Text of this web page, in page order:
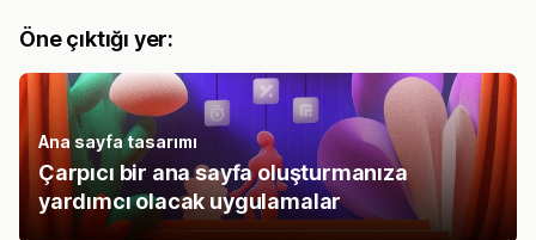
Öne çıktığı yer:
Ana sayfa tasarımı
Çarpıcı bir ana sayfa oluşturmanıza
yardımcı olacak uygulamalar